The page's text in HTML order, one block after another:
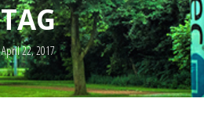
TAG
April 22, 2017